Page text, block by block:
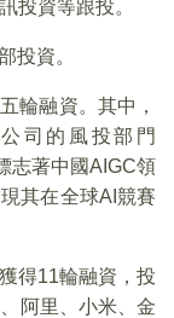
投資等跟投。
投資。
輪融資。其中，
司的風投部門
志著中國AIGC領
其在全球AI競賽
得11輪融資，投
阿里、小米、金